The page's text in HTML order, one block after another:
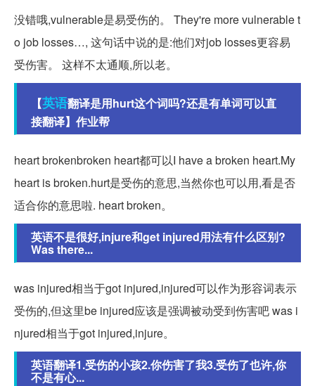
没错哦,vulnerable是易受伤的。 They're more vulnerable t
o job losses…, 这句话中说的是:他们对job losses更容易
受伤害。 这样不太通顺,所以老。
【英语翻译是用hurt这个词吗?还是有单词可以直
接翻译】作业帮
heart brokenbroken heart都可以I have a broken heart.My
heart is broken.hurt是受伤的意思,当然你也可以用,看是否
适合你的意思啦. heart broken。
英语不是很好,injure和get injured用法有什么区别?
Was there...
was injured相当于got injured,injured可以作为形容词表示
受伤的,但这里be injured应该是强调被动受到伤害吧 was i
njured相当于got injured,injure。
英语翻译1.受伤的小孩2.你伤害了我3.受伤了也许,你
不是有心...